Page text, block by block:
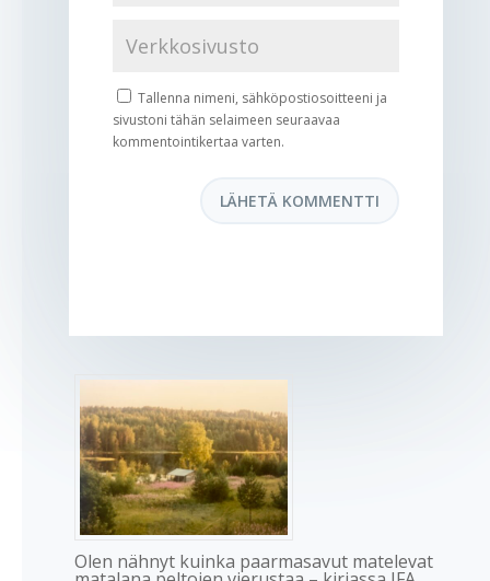
Tallenna nimeni, sähköpostiosoitteeni ja
sivustoni tähän selaimeen seuraavaa
kommentointikertaa varten.
Olen nähnyt kuinka paarmasavut matelevat